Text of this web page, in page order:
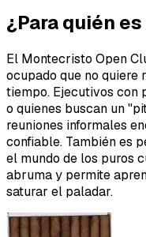
¿Para quién
El Montecristo Open
ocupado que no
tiempo. Ejecutivos con
o quienes buscan un
reuniones informales
confiable. También es
el mundo de los puros
abruma y permite
saturar el paladar.